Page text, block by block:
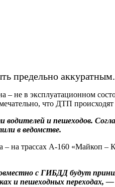
предельно аккуратным.
не в эксплуатационном
что ДТП
и пешеходов.
в ведомстве.
– на трассах А-160 «Майкоп
с ГИБДД будут
и пешеходных переходах,